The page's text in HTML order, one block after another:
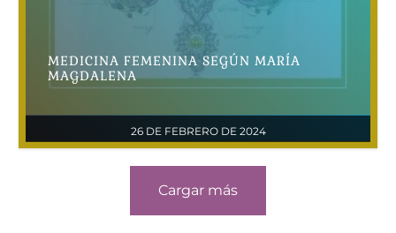
26 DE FEBRERO DE 2024
MEDICINA FEMENINA SEGÚN MARÍA
MAGDALENA
Cargar más